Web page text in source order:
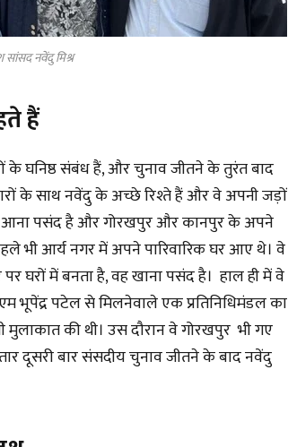
सांसद नवेंदु मिश्र
हैं
के घनिष्ठ संबंध हैं, और चुनाव जीतने के तुरंत बाद
के साथ नवेंदु के अच्छे रिश्ते हैं और वे अपनी जड़ों
आना पसंद है और गोरखपुर और कानपुर के अपने
भी आर्य नगर में अपने पारिवारिक घर आए थे। वे
पर घरों में बनता है, वह खाना पसंद है। हाल ही में वे
भूपेंद्र पटेल से मिलनेवाले एक प्रतिनिधिमंडल का
की थी। उस दौरान वे गोरखपुर भी गए
दूसरी बार संसदीय चुनाव जीतने के बाद नवेंदु